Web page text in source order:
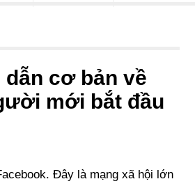
cơ bản về
mới bắt đầu
Đây là mạng xã hội lớn